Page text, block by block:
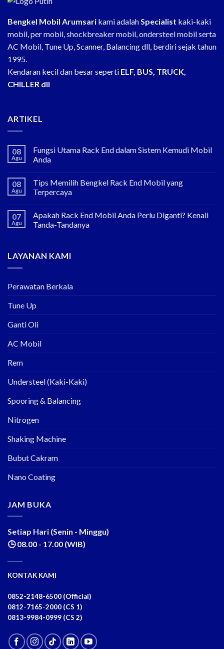
Bengkel Mobil Arumsari kami adalah Specialist kaki-kaki
mobil, per mobil, shockbreaker mobil, ondersteel mobil serta
AC Mobil, Tune Up, Scanner, Balancing dll, berdiri sejak tahun
1995.
Kendaran kecil dan besar seperti ELF, BUS, TRUCK,
CHILLER dll
ARTIKEL
08
Agu
Fungsi Utama Rack End dalam Sistem Kemudi Mobil
Anda
08
Agu
Tips Memilih Bengkel Rack End Mobil yang
Terpercaya
07
Agu
Apakah Rack End Mobil Anda Perlu Diganti? Kenali
Tanda-Tandanya
LAYANAN KAMI
Perawatan Berkala
Tune Up
Ganti Oli
AC Mobil
Rem
Understeel (Kaki-Kaki)
Spooring & Balancing
Nitrogen
Shaking Machine
Bubut Cakram
Nano Coating
JAM BUKA
Setiap Hari (Senin - Minggu)
🕒 08.00 - 17.00 (WIB)
KONTAK KAMI
0852-2148-6500 (Official)
0812-7165-2000 (CS 1)
0813-9984-0999 (CS 2)